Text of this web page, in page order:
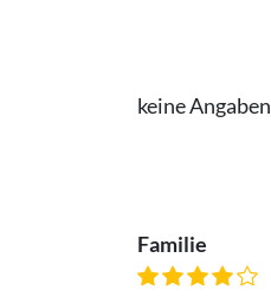
keine Angaben
Familie